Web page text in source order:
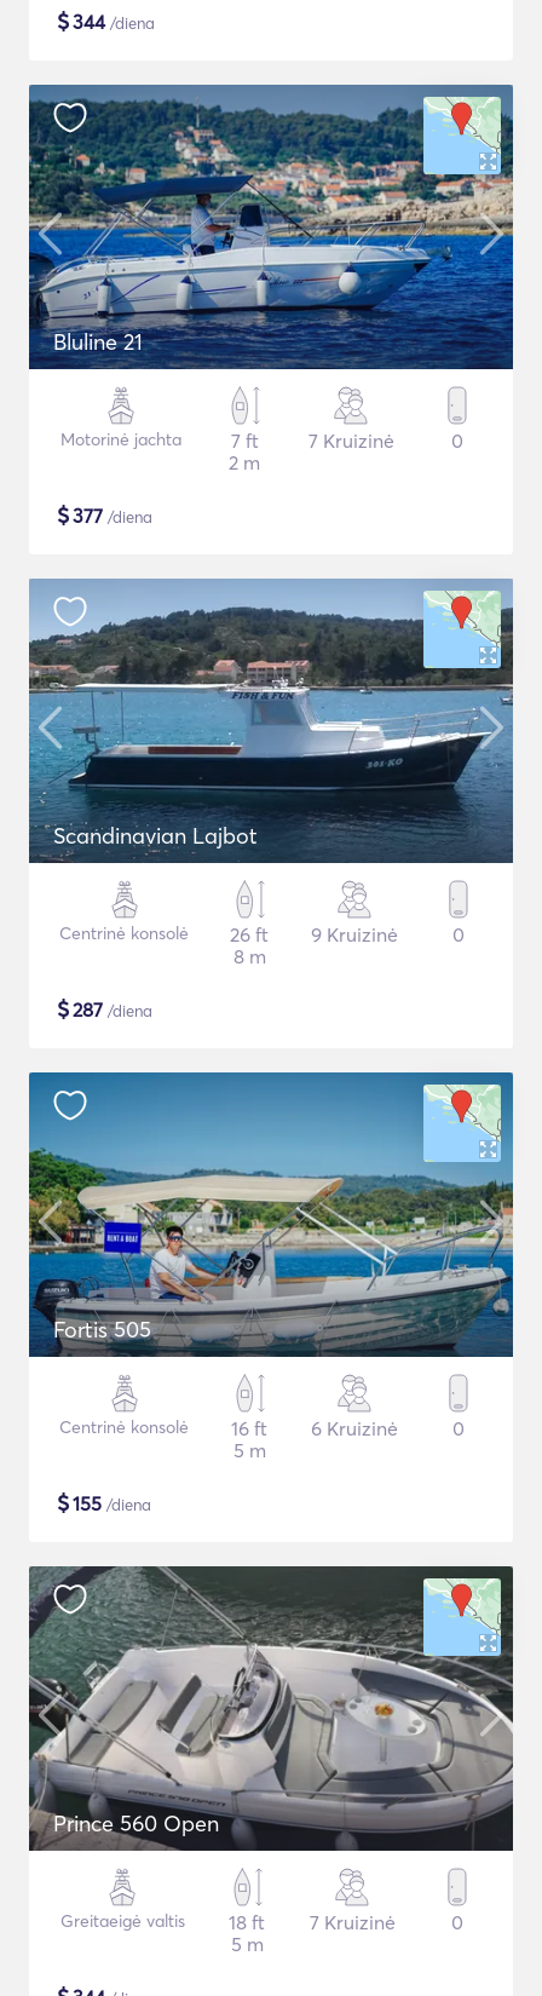
$344/diena
Bluline 21
Motorinė jachta
7 ft
2 m
7 Kruizinė 0
$377 /diena
Scandinavian Lajbot
Centrinė konsolė
26 ft
8 m
9 Kruizinė 0
$287 /diena
Fortis 505
Centrinė konsolė
16 ft
5 m
6 Kruizinė 0
$155 /diena
Prince 560 Open
Greitaeigė valtis
18 ft
5 m
7 Kruizinė 0